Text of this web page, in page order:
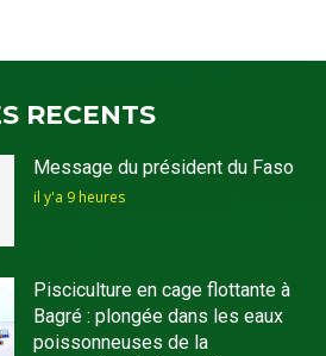
RECENTS
Message du président du Faso
il y'a 9 heures
Pisciculture en cage flottante à
Bagré : plongée dans les eaux
poissonneuses de la